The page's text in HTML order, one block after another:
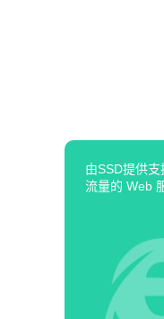
由SSD提供
流量的 Web